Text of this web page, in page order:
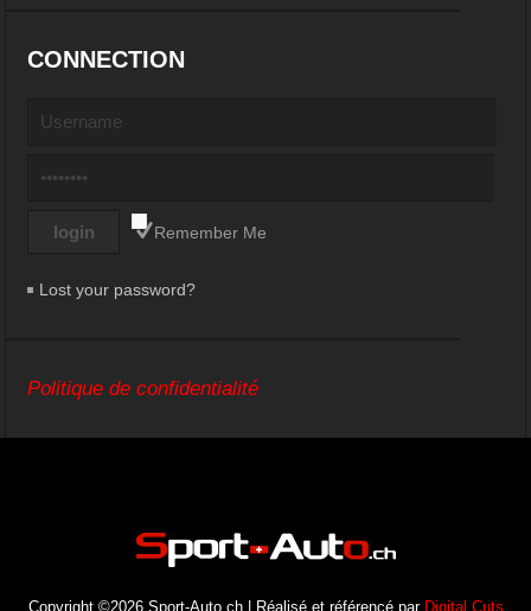
CONNECTION
Remember Me
Lost your password?
Politique de confidentialité
Copyright ©2026 Sport-Auto.ch | Réalisé et référencé par Digital Cuts